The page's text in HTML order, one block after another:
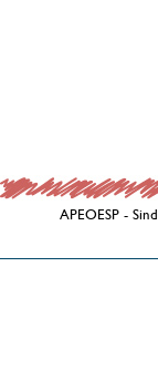
APEOESP -